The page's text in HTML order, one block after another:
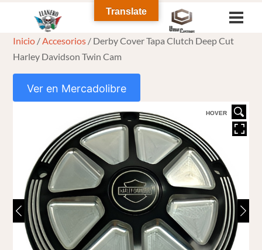
content
Inicio /Accesorios / Derby Cover Tapa Clutch Deep Cut
Harley Davidson Twin Cam
Ver en Mercadolibre
HOVER
Translate